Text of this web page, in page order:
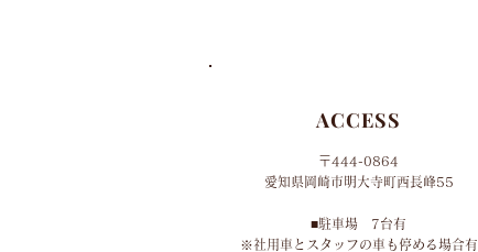
ACCESS
〒444-0864
​愛知県岡崎市明大寺町西長峰55
■​駐車場 7台有
​※社用車とスタッフの車も停める場合有